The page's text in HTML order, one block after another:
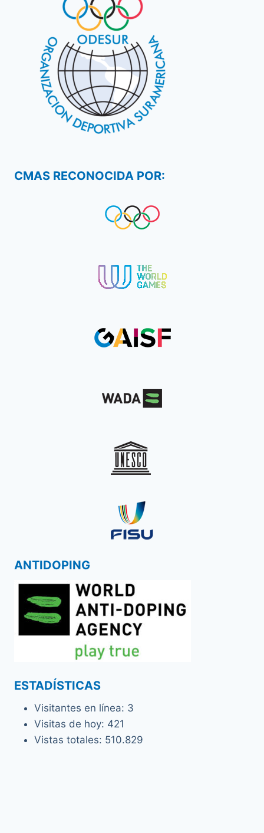
CMAS RECONOCIDA POR:
ANTIDOPING
ESTADÍSTICAS
Visitantes en línea: 3
Visitas de hoy: 421
Vistas totales: 510.829